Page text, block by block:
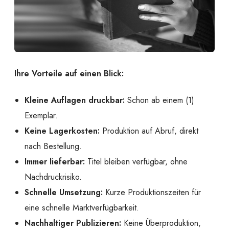
Ihre Vorteile auf einen Blick:
Kleine Auflagen druckbar: Schon ab einem (1)
Exemplar.
Keine Lagerkosten: Produktion auf Abruf, direkt
nach Bestellung.
Immer lieferbar: Titel bleiben verfügbar, ohne
Nachdruckrisiko.
Schnelle Umsetzung: Kurze Produktionszeiten für
eine schnelle Marktverfügbarkeit.
Nachhaltiger Publizieren: Keine Überproduktion,